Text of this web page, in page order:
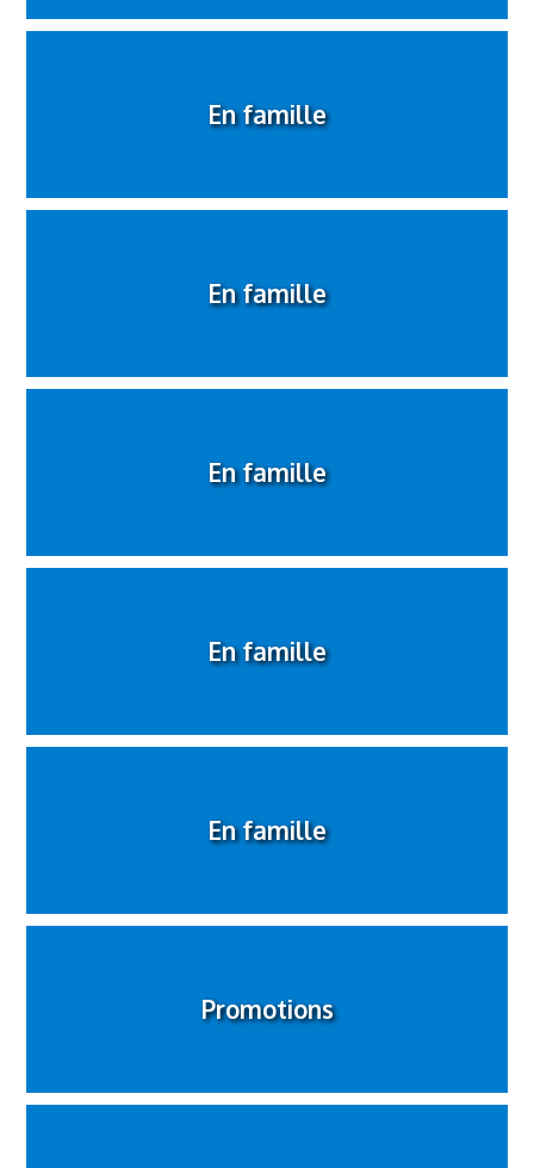
En famille
En famille
En famille
En famille
En famille
Promotions